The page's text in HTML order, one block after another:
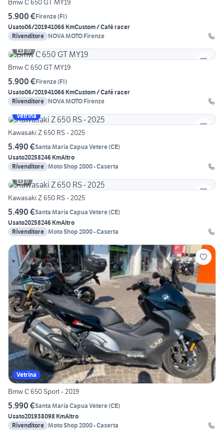
Bmw C 650 GT MY19
5.900 €Firenze(FI)
Usato06/201941066 KmCustom / Café racer
Rivenditore NOVA MOTO Firenze
16
Bmw C 650 GT MY19
5.900 €Firenze(FI)
Usato06/201941066 KmCustom / Café racer
Rivenditore NOVA MOTO Firenze
Vetrina
Kawasaki Z 650 RS - 2025
5.490 €Santa Maria Capua Vetere(CE)
Usato20258246 KmAltro
Rivenditore Moto Shop 2000 - Caserta
8
Kawasaki Z 650 RS - 2025
5.490 €Santa Maria Capua Vetere(CE)
Usato20258246 KmAltro
Rivenditore Moto Shop 2000 - Caserta
Vetrina
Bmw C 650 Sport - 2019
5.990 €Santa Maria Capua Vetere(CE)
Usato201938098 KmAltro
Rivenditore Moto Shop 2000 - Caserta